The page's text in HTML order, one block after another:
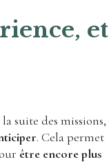
et
suite des missions,
. Cela permet
être encore plus